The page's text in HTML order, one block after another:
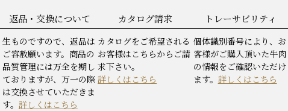
返品・交換について
生ものですので、返品は
ご容赦願います。商品の
品質管理には万全を期し
ておりますが、万一の際
は交換させていただきま
す。 詳しくはこちら
カタログ請求
カタログをご希望される
お客様はこちらからご請
求下さい。
詳しくはこちら
トレーサビリティ
個体識別番号により、お
客様がご購入頂いた牛肉
の情報をご確認いただけ
ます。 詳しくはこちら